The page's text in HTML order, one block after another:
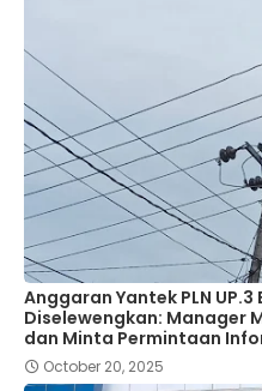
Anggaran Yantek PLN
Diselewengkan: Manager
dan Minta Permintaan
October 20, 2025